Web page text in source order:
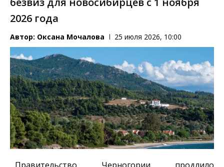
2026 года
Автор: Оксана Мочалова 25 июля 2026, 10:00